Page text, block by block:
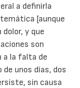
a definirla
[aunque
y que
son
a la falta de
de unos días, dos
sin causa